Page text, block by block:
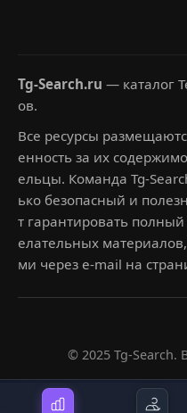
Tg-Search.ru — каталог
ов.
Все ресурсы
енность за их
ельцы. Команда Tg-
ько безопасный и
т гарантировать
елательных
ми через e-mail на
© 2025 Tg-